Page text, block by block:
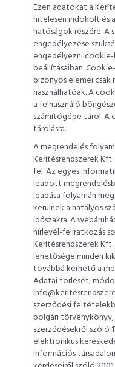
Ezen adatokat a
hitelesen indokolt és
hatóságok részére.
engedélyezése
engedélyezni
beállításaiban.
bizonyos elemei csak
használhatóak. A
a felhasználó
számítógépe tárol. A
tárolásra.
A megrendelés
Kerítésrendszerek
fel. Az egyes
leadott
leadása folyamán
kerülnek a hatályos
időszakra. A
hírlevél-feliratkozás
Kerítésrendszerek
lehetősége minden
továbbá kérhető a
Adatai törlését,
szerződési
polgári
szerződésekről szóló
elektronikus
információs